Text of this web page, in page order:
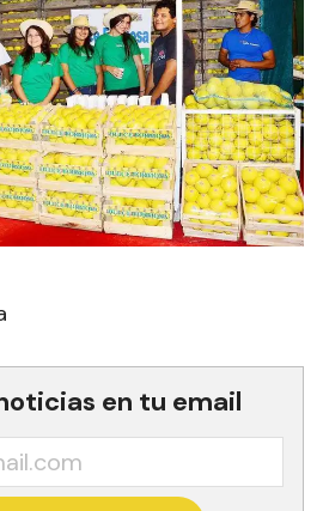
en tu email